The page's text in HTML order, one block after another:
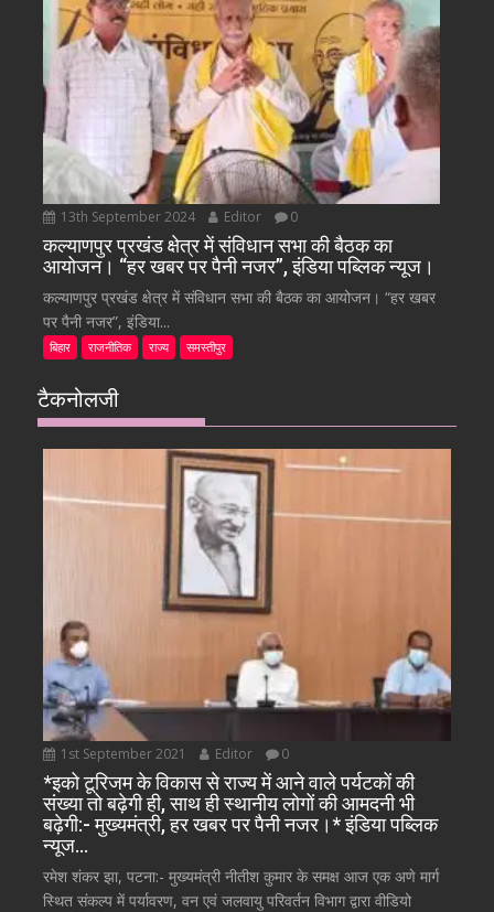
13th September 2024 Editor 0
कल्याणपुर प्रखंड क्षेत्र में संविधान सभा की बैठक का
आयोजन। “हर खबर पर पैनी नजर”, इंडिया पब्लिक न्यूज।
कल्याणपुर प्रखंड क्षेत्र में संविधान सभा की बैठक का आयोजन। “हर खबर
पर पैनी नजर”, इंडिया...
बिहार राजनीतिक राज्य समस्तीपुर
टैकनोलजी
1st September 2021 Editor 0
*इको टूरिजम के विकास से राज्य में आने वाले पर्यटकों की
संख्या तो बढ़ेगी ही, साथ ही स्थानीय लोगों की आमदनी भी
बढ़ेगी:- मुख्यमंत्री, हर खबर पर पैनी नजर।* इंडिया पब्लिक
न्यूज…
रमेश शंकर झा, पटना:- मुख्यमंत्री नीतीश कुमार के समक्ष आज एक अणे मार्ग
स्थित संकल्प में पर्यावरण, वन एवं जलवायु परिवर्तन विभाग द्वारा वीडियो